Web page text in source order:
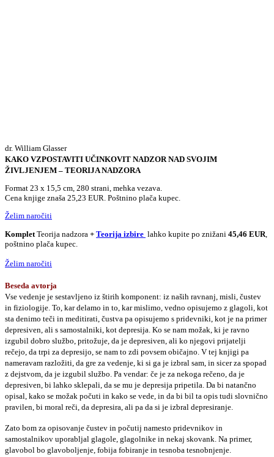
dr. William Glasser
KAKO VZPOSTAVITI UČINKOVIT NADZOR NAD SVOJIM
ŽIVLJENJEM – TEORIJA NADZORA
Format 23 x 15,5 cm, 280 strani, mehka vezava.
Cena knjige znaša 25,23 EUR. Poštnino plača kupec.
Želim naročiti
Komplet Teorija nadzora + Teorija izbire lahko kupite po znižani 45,46 EUR
poštnino plača kupec.
Želim naročiti
Beseda avtorja
Vse vedenje je sestavljeno iz štirih komponent: iz naših ravnanj, misli, čustev
in fiziologije. To, kar delamo in to, kar mislimo, vedno opisujemo z glagoli, kot
sta denimo teči in meditirati, čustva pa opisujemo s pridevniki, kot je na primer
depresiven, ali s samostalniki, kot depresija. Ko se nam možak, ki je ravno
izgubil dobro službo, pritožuje, da je depresiven, ali ko njegovi prijatelji
rečejo, da trpi za depresijo, se nam to zdi povsem običajno. V tej knjigi pa
nameravam razložiti, da gre za vedenje, ki si ga je izbral sam, in sicer za spopad
z dejstvom, da je izgubil službo. Pa vendar: če je za nekoga rečeno, da je
depresiven, bi lahko sklepali, da se mu je depresija pripetila. Da bi natančno
opisal, kako se možak počuti in kako se vede, in da bi bil ta opis tudi slovnično
pravilen, bi moral reči, da depresira, ali pa da si je izbral depresiranje.
Zato bom za opisovanje čustev in počutij namesto pridevnikov in
samostalnikov uporabljal glagole, glagolnike in nekaj skovank. Na primer,
glavobol bo glavoboljenje, fobija fobiranje in tesnoba tesnobnjenje.